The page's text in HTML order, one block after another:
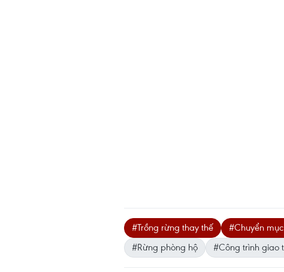
#Trồng rừng thay thế #Chuyển
#Rừng phòng hộ
#Công trình giao